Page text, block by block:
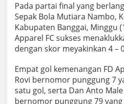
Pada partai final yang
Sepak Bola Mutiara Nambo,
Kabupaten Banggai, Minggu
Apparel FC sukses
dengan skor meyakinkan 4 –
Empat gol kemenangan FD
Rovi bernomor punggung 7
satu gol, serta Dan Anto
bernomor punggung 79